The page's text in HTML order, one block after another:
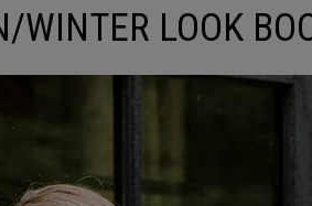
WINTER LOOK